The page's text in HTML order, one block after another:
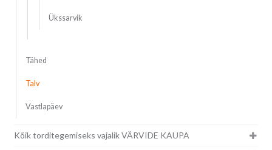
Ükssarvik
Tähed
Talv
Vastlapäev
Kõik torditegemiseks vajalik VÄRVIDE KAUPA